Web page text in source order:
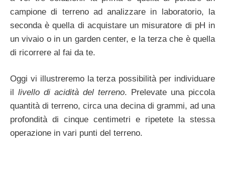
campione di terreno ad analizzare in laboratorio, la
seconda è quella di acquistare un misuratore di pH in
un vivaio o in un garden center, e la terza che è quella
di ricorrere al fai da te.
Oggi vi illustreremo la terza possibilità per individuare
il livello di acidità del terreno. Prelevate una piccola
quantità di terreno, circa una decina di grammi, ad una
profondità di cinque centimetri e ripetete la stessa
operazione in vari punti del terreno.